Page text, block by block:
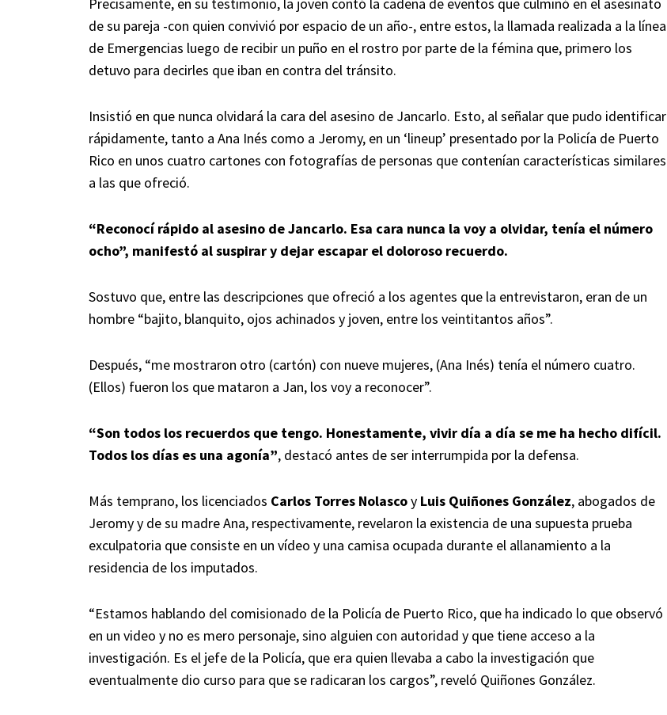
de su pareja -con quien convivió por espacio de un año-, entre estos, la llamada realizada a la línea
de Emergencias luego de recibir un puño en el rostro por parte de la fémina que, primero los
detuvo para decirles que iban en contra del tránsito.
Insistió en que nunca olvidará la cara del asesino de Jancarlo. Esto, al señalar que pudo identificar
rápidamente, tanto a Ana Inés como a Jeromy, en un ‘lineup’ presentado por la Policía de Puerto
Rico en unos cuatro cartones con fotografías de personas que contenían características similares
a las que ofreció.
“Reconocí rápido al asesino de Jancarlo. Esa cara nunca la voy a olvidar, tenía el número
ocho”, manifestó al suspirar y dejar escapar el doloroso recuerdo.
Sostuvo que, entre las descripciones que ofreció a los agentes que la entrevistaron, eran de un
hombre “bajito, blanquito, ojos achinados y joven, entre los veintitantos años”.
Después, “me mostraron otro (cartón) con nueve mujeres, (Ana Inés) tenía el número cuatro.
(Ellos) fueron los que mataron a Jan, los voy a reconocer”.
“Son todos los recuerdos que tengo. Honestamente, vivir día a día se me ha hecho difícil.
Todos los días es una agonía”, destacó antes de ser interrumpida por la defensa.
Más temprano, los licenciados Carlos Torres Nolascoy Luis Quiñones González, abogados de
Jeromy y de su madre Ana, respectivamente, revelaron la existencia de una supuesta prueba
exculpatoria que consiste en un vídeo y una camisa ocupada durante el allanamiento a la
residencia de los imputados.
“Estamos hablando del comisionado de la Policía de Puerto Rico, que ha indicado lo que observó
en un video y no es mero personaje, sino alguien con autoridad y que tiene acceso a la
investigación. Es el jefe de la Policía, que era quien llevaba a cabo la investigación que
eventualmente dio curso para que se radicaran los cargos”, reveló Quiñones González.